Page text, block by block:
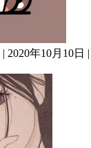
2020年10月10日 |